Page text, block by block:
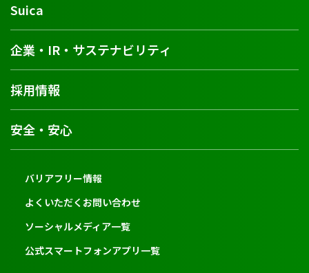
Suica
企業・IR・サステナビリティ
採用情報
安全・安心
バリアフリー情報
よくいただくお問い合わせ
ソーシャルメディア一覧
公式スマートフォンアプリ一覧